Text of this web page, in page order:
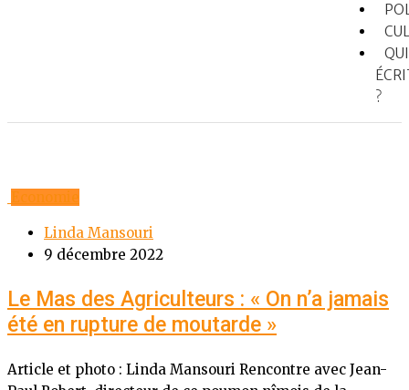
QUI
?
Economie
Linda Mansouri
9 décembre 2022
Le Mas des Agriculteurs : « On n’a jamais
été en rupture de moutarde »
Article et photo : Linda Mansouri Rencontre avec Jean-